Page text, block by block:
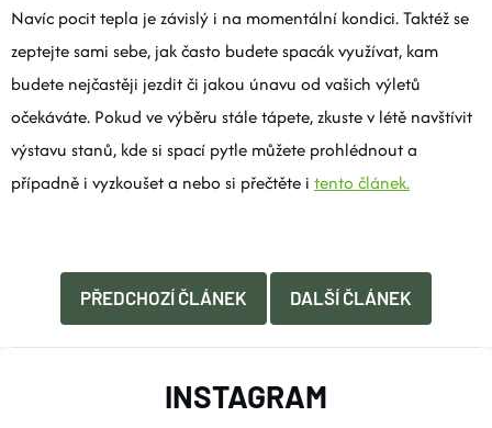
Navíc pocit tepla je závislý i na momentální kondici. Taktéž se
zeptejte sami sebe, jak často budete spacák využívat, kam
budete nejčastěji jezdit či jakou únavu od vašich výletů
očekáváte. Pokud ve výběru stále tápete, zkuste v létě navštívit
výstavu stanů, kde si spací pytle můžete prohlédnout a
případně i vyzkoušet a nebo si přečtěte i tento článek.
PŘEDCHOZÍ ČLÁNEK DALŠÍ ČLÁNEK
INSTAGRAM